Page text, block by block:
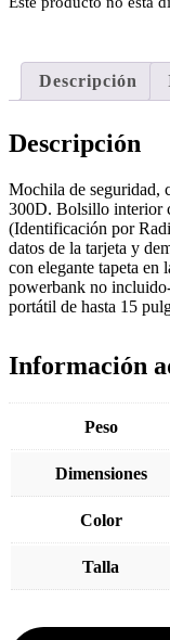
Descripción
Descripción
Mochila de seguridad,
300D. Bolsillo interior
(Identificación por
datos de la tarjeta y
con elegante tapeta
powerbank no
portátil de hasta 15
Información
Peso
Dimensiones
Color
Talla